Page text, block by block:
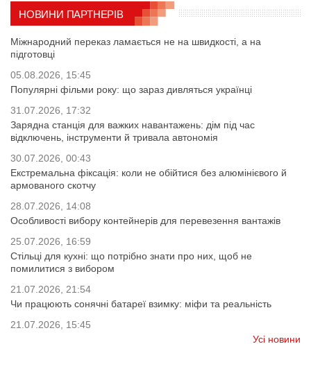
НОВИНИ ПАРТНЕРІВ
Міжнародний переказ ламається не на швидкості, а на
підготовці
05.08.2026, 15:45
Популярні фільми року: що зараз дивляться українці
31.07.2026, 17:32
Зарядна станція для важких навантажень: дім під час
відключень, інструменти й тривала автономія
30.07.2026, 00:43
Екстремальна фіксація: коли не обійтися без алюмінієвого й
армованого скотчу
28.07.2026, 14:08
Особливості вибору контейнерів для перевезення вантажів
25.07.2026, 16:59
Стільці для кухні: що потрібно знати про них, щоб не
помилитися з вибором
21.07.2026, 21:54
Чи працюють сонячні батареї взимку: міфи та реальність
21.07.2026, 15:45
Усі новини